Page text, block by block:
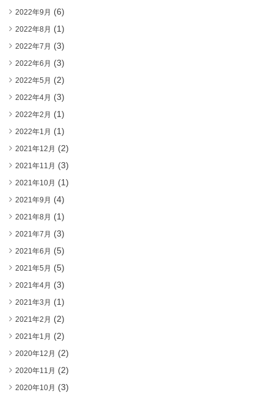
2022年9月 (6)
2022年8月 (1)
2022年7月 (3)
2022年6月 (3)
2022年5月 (2)
2022年4月 (3)
2022年2月 (1)
2022年1月 (1)
2021年12月 (2)
2021年11月 (3)
2021年10月 (1)
2021年9月 (4)
2021年8月 (1)
2021年7月 (3)
2021年6月 (5)
2021年5月 (5)
2021年4月 (3)
2021年3月 (1)
2021年2月 (2)
2021年1月 (2)
2020年12月 (2)
2020年11月 (2)
2020年10月 (3)